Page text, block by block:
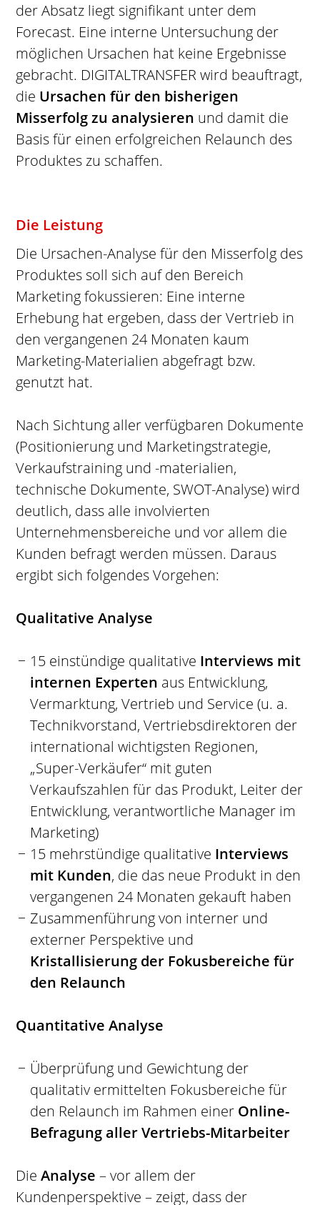
der Absatz liegt signifikant unter dem
Forecast. Eine interne Untersuchung der
möglichen Ursachen hat keine Ergebnisse
gebracht. DIGITALTRANSFER wird beauftragt,
die Ursachen für den bisherigen
Misserfolg zu analysieren und damit die
Basis für einen erfolgreichen Relaunch des
Produktes zu schaffen.
Die Leistung
Die Ursachen-Analyse für den Misserfolg des
Produktes soll sich auf den Bereich
Marketing fokussieren: Eine interne
Erhebung hat ergeben, dass der Vertrieb in
den vergangenen 24 Monaten kaum
Marketing-Materialien abgefragt bzw.
genutzt hat.
Nach Sichtung aller verfügbaren Dokumente
(Positionierung und Marketingstrategie,
Verkaufstraining und -materialien,
technische Dokumente, SWOT-Analyse) wird
deutlich, dass alle involvierten
Unternehmensbereiche und vor allem die
Kunden befragt werden müssen. Daraus
ergibt sich folgendes Vorgehen:
Qualitative Analyse
15 einstündige qualitative Interviews mit
internen Experten aus Entwicklung,
Vermarktung, Vertrieb und Service (u. a.
Technikvorstand, Vertriebsdirektoren der
international wichtigsten Regionen,
„Super-Verkäufer“ mit guten
Verkaufszahlen für das Produkt, Leiter der
Entwicklung, verantwortliche Manager im
Marketing)
15 mehrstündige qualitative Interviews
mit Kunden, die das neue Produkt in den
vergangenen 24 Monaten gekauft haben
Zusammenführung von interner und
externer Perspektive und
Kristallisierung der Fokusbereiche für
den Relaunch
Quantitative Analyse
Überprüfung und Gewichtung der
qualitativ ermittelten Fokusbereiche für
den Relaunch im Rahmen einer Online-
Befragung aller Vertriebs-Mitarbeiter
DieAnalyse – vor allem der
Kundenperspektive – zeigt, dass der